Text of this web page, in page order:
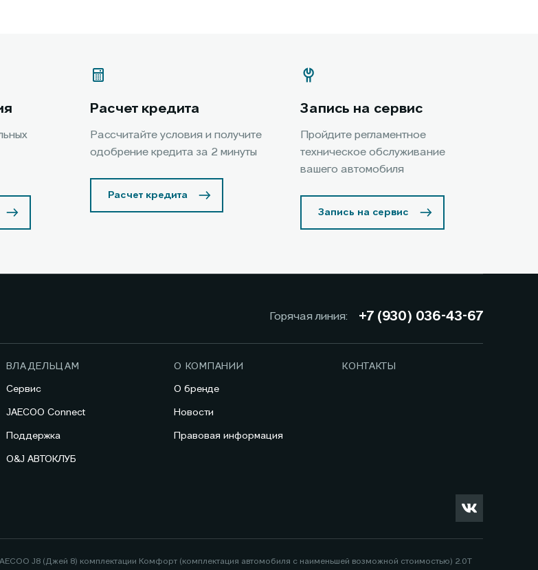
Расчет кредита
Рассчитайте условия и получите
одобрение кредита за 2 минуты
Расчет кредита
Запись на сервис
Пройдите регламентное
техническое обслуживание
вашего автомобиля
Запись на сервис
Горячая линия: +7 (930) 036-43-67
ВЛАДЕЛЬЦАМ
Сервис
JAECOO Connect
Поддержка
O&J АВТОКЛУБ
О КОМПАНИИ
О бренде
Новости
Правовая информация
КОНТАКТЫ
J8 (Джей 8) комплектации Комфорт (комплектация автомобиля с наименьшей возможной стоимостью) 2.0Т